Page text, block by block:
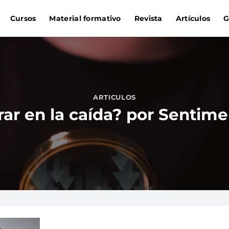
Cursos Material formativo Revista Artículos
ARTICULOS
en la caída? por